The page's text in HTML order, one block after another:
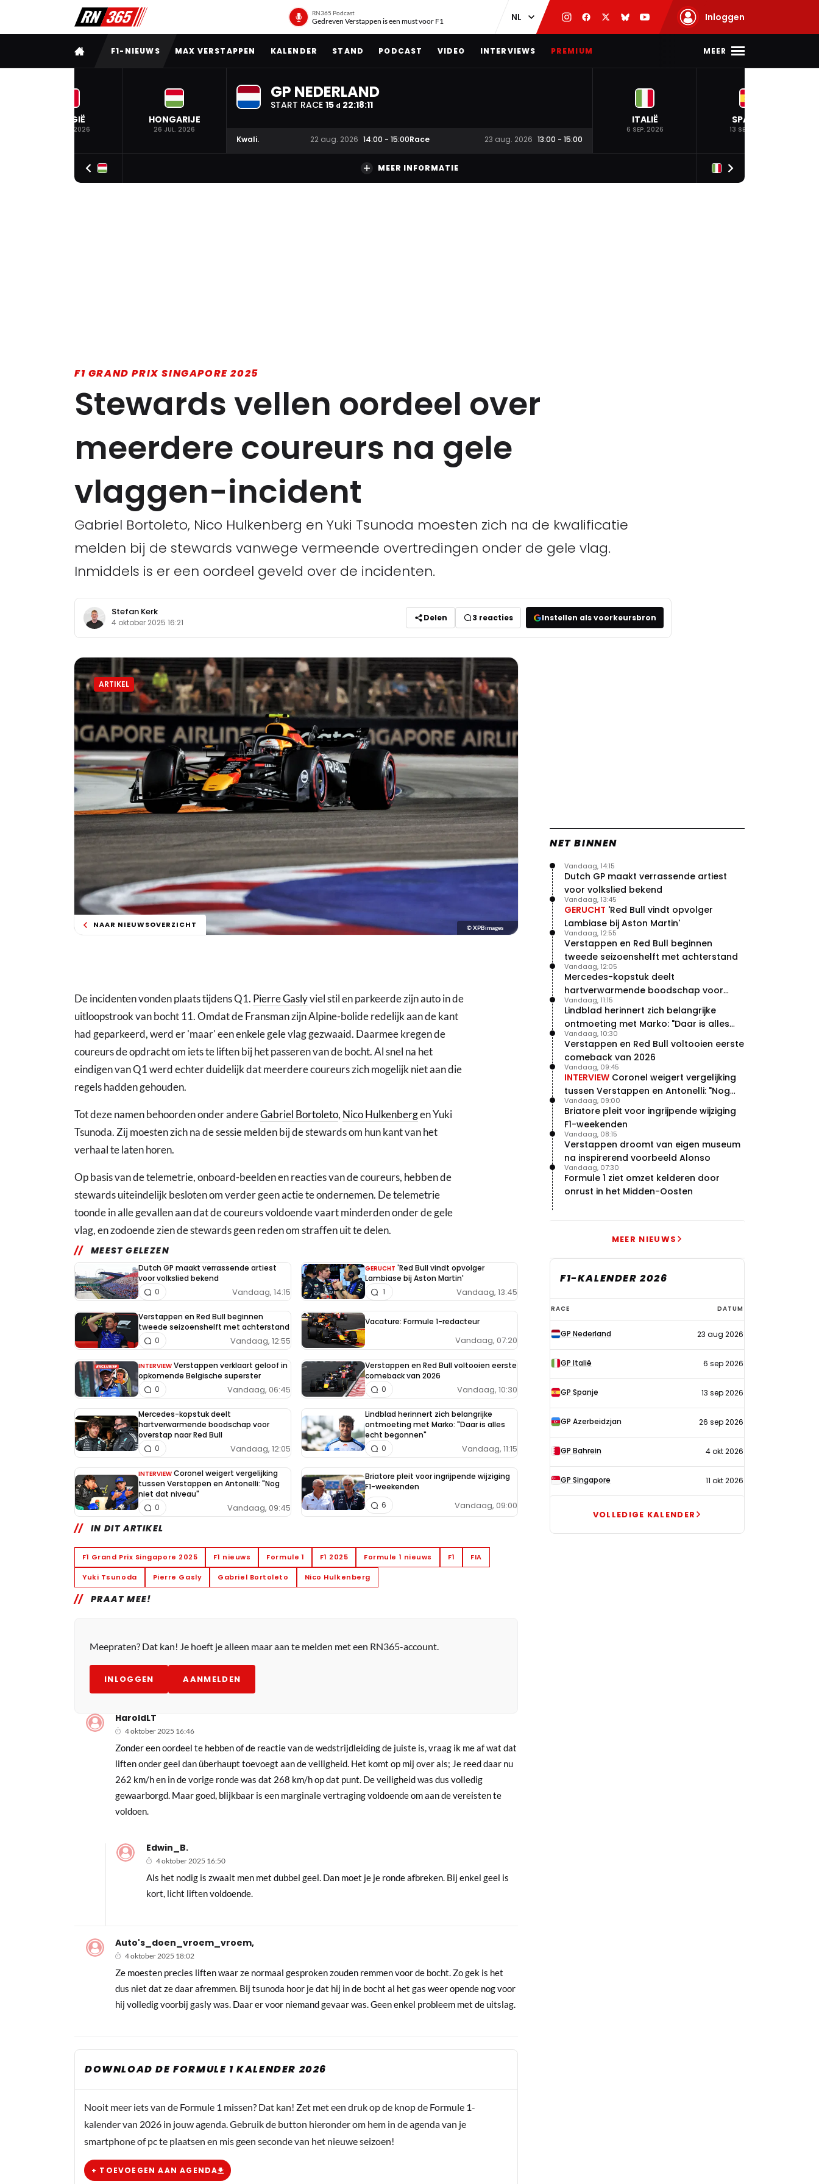
RN365 Podcast
Gedreven Verstappen is een must voor F1 Inloggen
VOLLEDIG MENU
F1-NIEUWS MAX VERSTAPPEN KALENDER STAND PODCAST VIDEO INTERVIEWS PREMIUM MEER
BELGIË
19 JUL. 2026
HONGARIJE
26 JUL. 2026
GP NEDERLAND
START RACE 15 d 22:18:09
Kwali. 22 aug. 2026 14:00 - 15:00Race 23 aug. 2026 13:00 - 15:00
ITALIË
6 SEP. 2026
SPANJE
13 SEP. 2026
MEER INFORMATIE
F1 GRAND PRIX SINGAPORE 2025
Stewards vellen oordeel over
meerdere coureurs na gele
vlaggen-incident
Gabriel Bortoleto, Nico Hulkenberg en Yuki Tsunoda moesten zich na de kwalificatie
melden bij de stewards vanwege vermeende overtredingen onder de gele vlag.
Inmiddels is er een oordeel geveld over de incidenten.
Stefan Kerk
4 oktober 2025 16:21 Delen 3 reacties Instellen als voorkeursbron
ARTIKEL
NAAR NIEUWSOVERZICHT © XPBimages
De incidenten vonden plaats tijdens Q1. Pierre Gaslyviel stil en parkeerde zijn auto in de
uitloopstrook van bocht 11. Omdat de Fransman zijn Alpine-bolide redelijk aan de kant
had geparkeerd, werd er 'maar' een enkele gele vlag gezwaaid. Daarmee kregen de
coureurs de opdracht om iets te liften bij het passeren van de bocht. Al snel na het
eindigen van Q1 werd echter duidelijk dat meerdere coureurs zich mogelijk niet aan die
regels hadden gehouden.
Tot deze namen behoorden onder andereGabriel Bortoleto, Nico Hulkenbergen Yuki
Tsunoda. Zij moesten zich na de sessie melden bij de stewards om hun kant van het
verhaal te laten horen.
Op basis van de telemetrie, onboard-beelden en reacties van de coureurs, hebben de
stewards uiteindelijk besloten om verder geen actie te ondernemen. De telemetrie
toonde in alle gevallen aan dat de coureurs voldoende vaart minderden onder de gele
vlag, en zodoende zien de stewards geen reden om straffen uit te delen.
MEEST GELEZEN
Dutch GP maakt verrassende artiest
voor volkslied bekend
Vandaag, 14:15
0
GERUCHT 'Red Bull vindt opvolger
Lambiase bij Aston Martin'
Vandaag, 13:45
1
Verstappen en Red Bull beginnen
tweede seizoenshelft met achterstand
Vandaag, 12:55
0
Vacature: Formule 1-redacteur
Vandaag, 07:20
INTERVIEW Verstappen verklaart geloof in
opkomende Belgische superster
Vandaag, 06:45
0
Verstappen en Red Bull voltooien eerste
comeback van 2026
Vandaag, 10:30
0
Mercedes-kopstuk deelt
hartverwarmende boodschap voor
overstap naar Red Bull
Vandaag, 12:05
0
Lindblad herinnert zich belangrijke
ontmoeting met Marko: "Daar is alles
echt begonnen"
Vandaag, 11:15
0
INTERVIEW Coronel weigert vergelijking
tussen Verstappen en Antonelli: "Nog
niet dat niveau"
Vandaag, 09:45
0
Briatore pleit voor ingrijpende wijziging
F1-weekenden
Vandaag, 09:00
6
IN DIT ARTIKEL
F1 Grand Prix Singapore 2025 F1 nieuws Formule 1 F1 2025 Formule 1 nieuws F1 FIA
Yuki Tsunoda Pierre Gasly Gabriel Bortoleto Nico Hulkenberg
PRAAT MEE!
Meepraten? Dat kan! Je hoeft je alleen maar aan te melden met een RN365-account.
INLOGGEN AANMELDEN
HaroldLT
4 oktober 2025 16:46
Zonder een oordeel te hebben of de reactie van de wedstrijdleiding de juiste is, vraag ik me af wat dat
liften onder geel dan überhaupt toevoegt aan de veiligheid. Het komt op mij over als; Je reed daar nu
262 km/h en in de vorige ronde was dat 268 km/h op dat punt. De veiligheid was dus volledig
gewaarborgd. Maar goed, blijkbaar is een marginale vertraging voldoende om aan de vereisten te
voldoen.
Edwin_B.
4 oktober 2025 16:50
Als het nodig is zwaait men met dubbel geel. Dan moet je je ronde afbreken. Bij enkel geel is
kort, licht liften voldoende.
Auto's_doen_vroem_vroem,
4 oktober 2025 18:02
Ze moesten precies liften waar ze normaal gesproken zouden remmen voor de bocht. Zo gek is het
dus niet dat ze daar afremmen. Bij tsunoda hoor je dat hij in de bocht al het gas weer opende nog voor
hij volledig voorbij gasly was. Daar er voor niemand gevaar was. Geen enkel probleem met de uitslag.
DOWNLOAD DE FORMULE 1 KALENDER 2026
Nooit meer iets van de Formule 1 missen? Dat kan! Zet met een druk op de knop de Formule 1-
kalender van 2026 in jouw agenda. Gebruik de button hieronder om hem in de agenda van je
smartphone of pc te plaatsen en mis geen seconde van het nieuwe seizoen!
+ TOEVOEGEN AAN AGENDA
NET BINNEN
Dutch GP maakt verrassende artiest
voor volkslied bekend
Vandaag, 14:15
GERUCHT 'Red Bull vindt opvolger
Lambiase bij Aston Martin'
Vandaag, 13:45
Verstappen en Red Bull beginnen
tweede seizoenshelft met achterstand
Vandaag, 12:55
Mercedes-kopstuk deelt
hartverwarmende boodschap voor
overstap naar Red Bull
Vandaag, 12:05
Lindblad herinnert zich belangrijke
ontmoeting met Marko: "Daar is alles
echt begonnen"
Vandaag, 11:15
Verstappen en Red Bull voltooien eerste
comeback van 2026
Vandaag, 10:30
INTERVIEW Coronel weigert vergelijking
tussen Verstappen en Antonelli: "Nog
niet dat niveau"
Vandaag, 09:45
Briatore pleit voor ingrijpende wijziging
F1-weekenden
Vandaag, 09:00
Verstappen droomt van eigen museum
na inspirerend voorbeeld Alonso
Vandaag, 08:15
Formule 1 ziet omzet kelderen door
onrust in het Midden-Oosten
Vandaag, 07:30
MEER NIEUWS
F1-KALENDER 2026
F1-
kalender
2026
RACE DATUM
GP Nederland 23 aug 2026
GP Italië 6 sep 2026
GP Spanje 13 sep 2026
GP Azerbeidzjan 26 sep 2026
GP Bahrein 4 okt 2026
GP Singapore 11 okt 2026
VOLLEDIGE KALENDER